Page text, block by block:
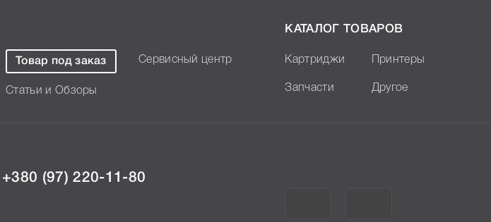
Товар под заказ Сервисный центр
Статьи и Обзоры
КАТАЛОГ ТОВАРОВ
Картриджи Принтеры
Запчасти Другое
+380 (97) 220-11-80